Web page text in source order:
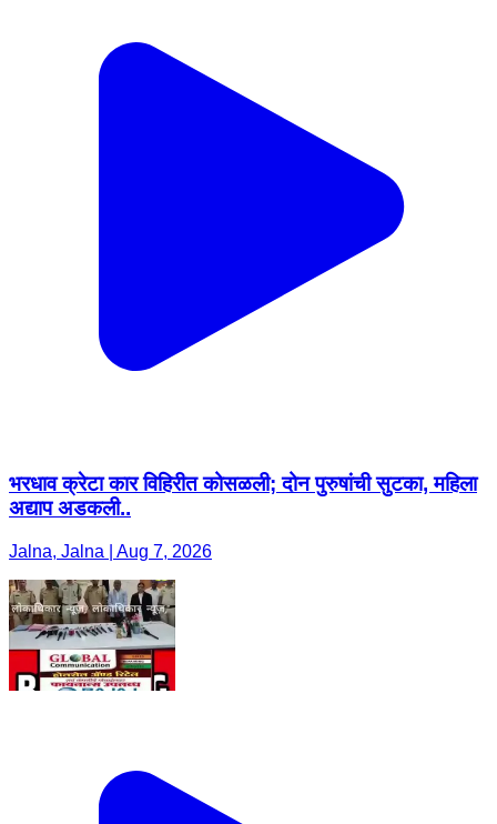
भरधाव क्रेटा कार विहिरीत कोसळली; दोन पुरुषांची सुटका, महिला
अद्याप अडकली..
Jalna, Jalna | Aug 7, 2026